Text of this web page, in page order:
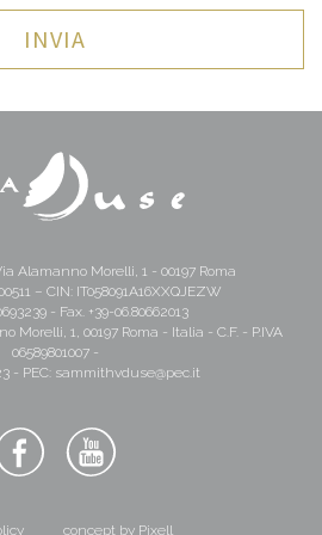
INVIA
Alamanno Morelli, 1 - 00197 Roma
– CIN: IT058091A16XXQJEZW
- Fax. +39-06.80662013
Morelli, 1, 00197 Roma - Italia - C.F. - P.IVA
06589801007 -
- PEC: sammithvduse@pec.it
concept by Pixell